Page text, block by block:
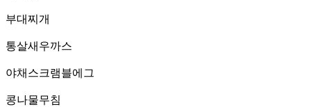
부대찌개
통살새우까스
야채스크램블에그
콩나물무침